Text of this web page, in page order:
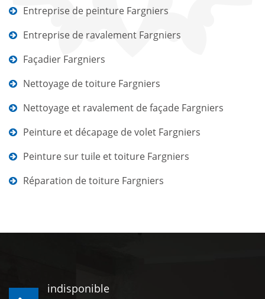
Entreprise de peinture Fargniers
Entreprise de ravalement Fargniers
Façadier Fargniers
Nettoyage de toiture Fargniers
Nettoyage et ravalement de façade Fargniers
Peinture et décapage de volet Fargniers
Peinture sur tuile et toiture Fargniers
Réparation de toiture Fargniers
indisponible